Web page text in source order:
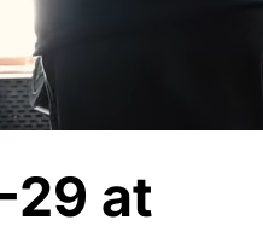
29 at